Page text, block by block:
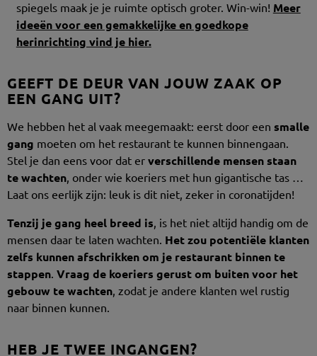
spiegels maak je je ruimte optisch groter. Win-win! Meer
ideeën voor een gemakkelijke en goedkope
herinrichting vind je hier.
GEEFT DE DEUR VAN JOUW ZAAK OP
EEN GANG UIT?
We hebben het al vaak meegemaakt: eerst door een smalle
gang moeten om het restaurant te kunnen binnengaan.
Stel je dan eens voor dat er verschillende mensen staan
te wachten, onder wie koeriers met hun gigantische tas …
Laat ons eerlijk zijn: leuk is dit niet, zeker in coronatijden!
Tenzij je gang heel breed is, is het niet altijd handig om de
mensen daar te laten wachten. Het zou potentiële klanten
zelfs kunnen afschrikken om je restaurant binnen te
stappen. Vraag de koeriers gerust om buiten voor het
gebouw te wachten, zodat je andere klanten wel rustig
naar binnen kunnen.
HEB JE TWEE INGANGEN?